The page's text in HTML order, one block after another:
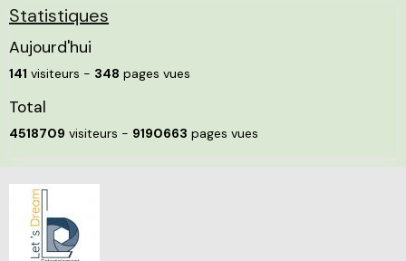
Statistiques
Aujourd'hui
141 visiteurs - 348 pages vues
Total
4518709 visiteurs - 9190663 pages vues